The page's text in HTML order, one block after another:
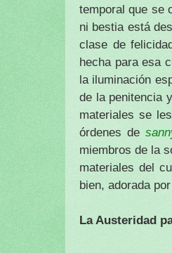
temporal que se
ni bestia está
clase de
hecha para esa
la iluminación
de la penitencia
materiales se
órdenes de
miembros de la
materiales del
bien, adorada
La Austeridad